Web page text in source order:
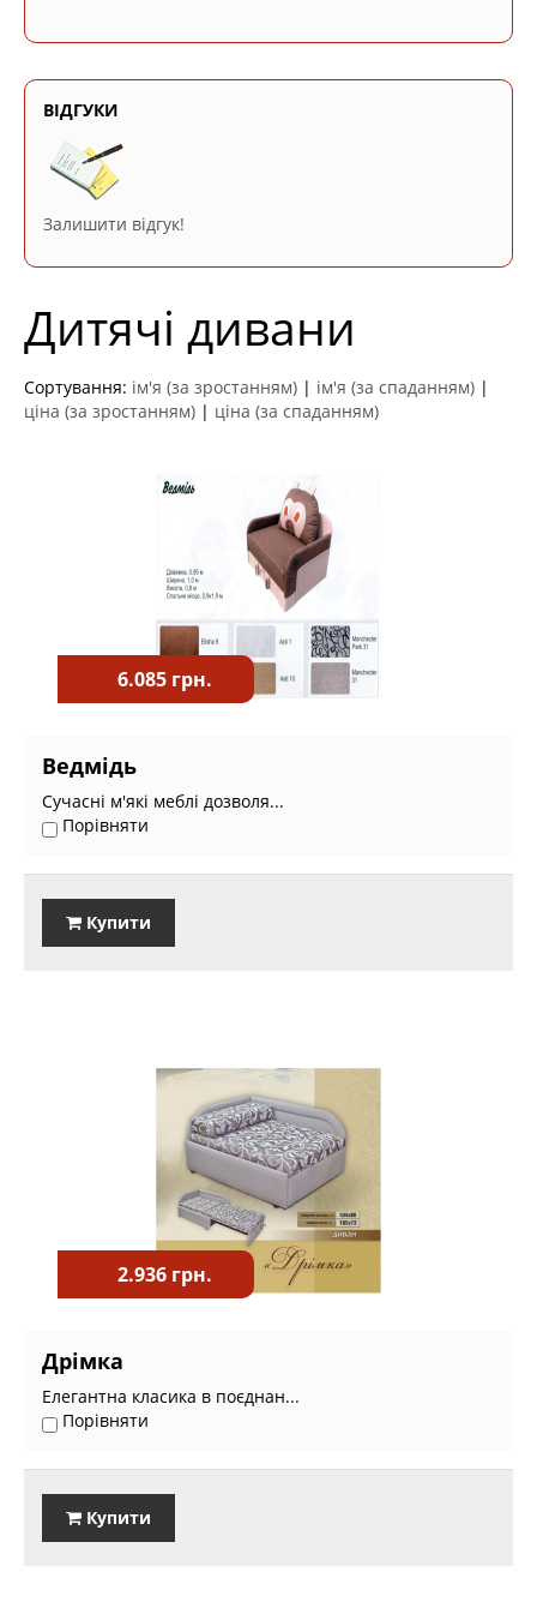
ВІДГУКИ
Залишити відгук!
Дитячі дивани
Сортування: ім'я (за зростанням) | ім'я (за спаданням) |
ціна (за зростанням) | ціна (за спаданням)
6.085 грн.
Ведмідь
Сучасні м'які меблі дозволя...
Порівняти
Купити
2.936 грн.
Дрімка
Елегантна класика в поєднан...
Порівняти
Купити